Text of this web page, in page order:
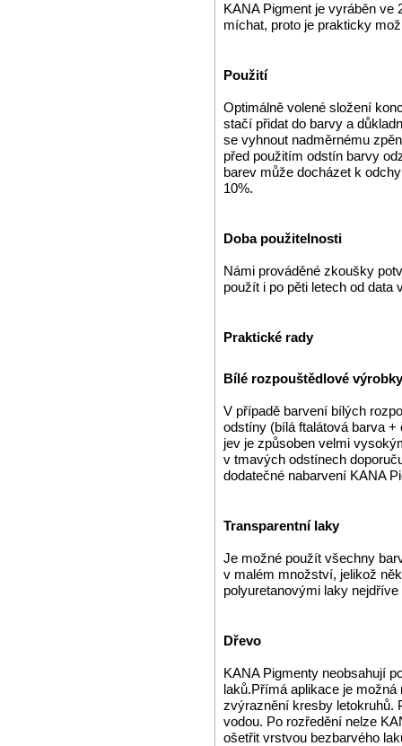
KANA Pigment je vyráběn ve
míchat, proto je prakticky
Použití
Optimálně volené složení
stačí přidat do barvy a
se vyhnout nadměrnému
před použitím odstín barvy
barev může docházet k
10%.
Doba použitelnosti
Námi prováděné zkoušky
použít i po pěti letech od data
Praktické rady
Bílé rozpouštědlové výrobky
V případě barvení bílých
odstíny (bílá ftalátová barva
jev je způsoben velmi
v tmavých odstínech
dodatečné nabarvení KANA
Transparentní laky
Je možné použít všechny
v malém množství, jelikož
polyuretanovými laky
Dřevo
KANA Pigmenty neobsahují
laků.Přímá aplikace je
zvýraznění kresby letokruhů.
vodou. Po rozředění nelze
ošetřit vrstvou bezbarvého